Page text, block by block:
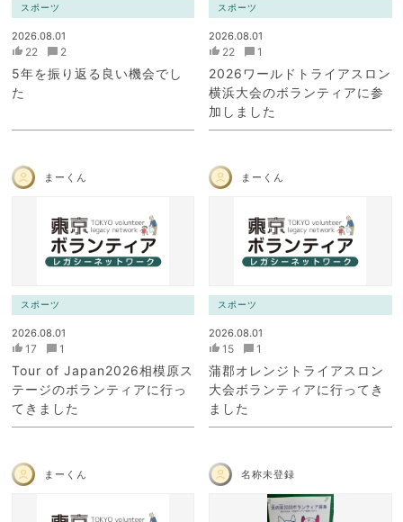
スポーツ
2026.08.01
22 2
5年を振り返る良い機会でし
た
スポーツ
2026.08.01
22 1
2026ワールドトライアスロン
横浜大会のボランティアに参
加しました
まーくん
スポーツ
2026.08.01
17 1
Tour of Japan2026相模原ス
テージのボランティアに行っ
てきました
まーくん
スポーツ
2026.08.01
15 1
蒲郡オレンジトライアスロン
大会ボランティアに行ってき
ました
まーくん 名称未登録